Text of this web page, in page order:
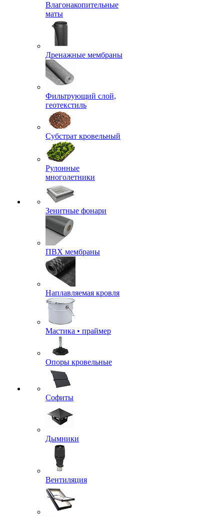
Влагонакопительные
маты
Дренажные мембраны
Фильтрующий слой,
геотекстиль
Субстрат кровельный
Рулонные
многолетники
Зенитные фонари
ПВХ мембраны
Наплавляемая кровля
Мастика • праймер
Опоры кровельные
Софиты
Дымники
Вентиляция